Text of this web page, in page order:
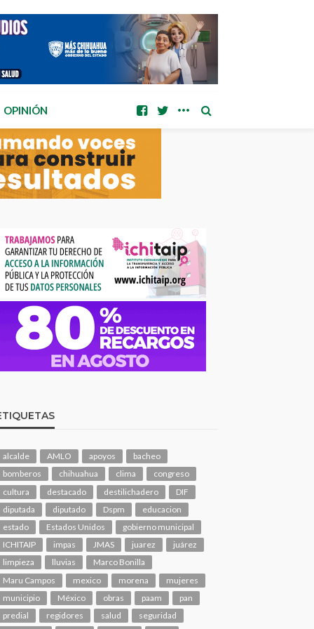
OPINIÓN
alcalde AMLO apoyos
bacheo
bomberos
chihuahua clima
congreso
cultura
destacado destilichadero
DIF
diputada
diputado Dspm
educacion
estado
Estados Unidos
gobierno municipal
ICHITAIP
impas JMAS juarez
juárez
limpieza
lluvias
Marco Bonilla
Maru Campos
mexico morena
mujeres
municipio
México obras paam
pan
predial
regidores salud
seguridad